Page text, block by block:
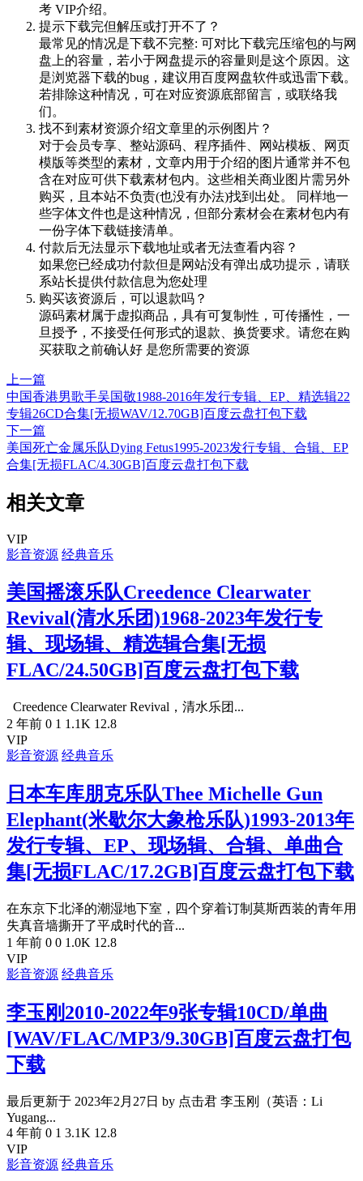
考 VIP介绍。
提示下载完但解压或打开不了？
最常见的情况是下载不完整: 可对比下载完压缩包的与网
盘上的容量，若小于网盘提示的容量则是这个原因。这
是浏览器下载的bug，建议用百度网盘软件或迅雷下载。
若排除这种情况，可在对应资源底部留言，或联络我
们。
找不到素材资源介绍文章里的示例图片？
对于会员专享、整站源码、程序插件、网站模板、网页
模版等类型的素材，文章内用于介绍的图片通常并不包
含在对应可供下载素材包内。这些相关商业图片需另外
购买，且本站不负责(也没有办法)找到出处。 同样地一
些字体文件也是这种情况，但部分素材会在素材包内有
一份字体下载链接清单。
付款后无法显示下载地址或者无法查看内容？
如果您已经成功付款但是网站没有弹出成功提示，请联
系站长提供付款信息为您处理
购买该资源后，可以退款吗？
源码素材属于虚拟商品，具有可复制性，可传播性，一
旦授予，不接受任何形式的退款、换货要求。请您在购
买获取之前确认好 是您所需要的资源
上一篇
中国香港男歌手吴国敬1988-2016年发行专辑、EP、精选辑22
专辑26CD合集[无损WAV/12.70GB]百度云盘打包下载
下一篇
美国死亡金属乐队Dying Fetus1995-2023发行专辑、合辑、EP
合集[无损FLAC/4.30GB]百度云盘打包下载
相关文章
VIP
影音资源 经典音乐
美国摇滚乐队Creedence Clearwater
Revival(清水乐团)1968-2023年发行专
辑、现场辑、精选辑合集[无损
FLAC/24.50GB]百度云盘打包下载
Creedence Clearwater Revival，清水乐团...
2 年前 0 1 1.1K 12.8
VIP
影音资源 经典音乐
日本车库朋克乐队Thee Michelle Gun
Elephant(米歇尔大象枪乐队)1993-2013年
发行专辑、EP、现场辑、合辑、单曲合
集[无损FLAC/17.2GB]百度云盘打包下载
在东京下北泽的潮湿地下室，四个穿着订制莫斯西装的青年用
失真音墙撕开了平成时代的音...
1 年前 0 0 1.0K 12.8
VIP
影音资源 经典音乐
李玉刚2010-2022年9张专辑10CD/单曲
[WAV/FLAC/MP3/9.30GB]百度云盘打包
下载
最后更新于 2023年2月27日 by 点击君 李玉刚（英语：Li
Yugang...
4 年前 0 1 3.1K 12.8
VIP
影音资源 经典音乐